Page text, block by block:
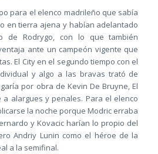
para el elenco madrileño que sabía
en tierra ajena y habían adelantado
de Rodrygo, con lo que también
ante un campeón vigente que
El City en el segundo tiempo con el
y algo a las bravas trató de
por obra de Kevin De Bruyne, El
alargues y penales. Para el elenco
la noche porque Modric erraba
y Kovacic harían lo propio del
Andriy Lunin como el héroe de la
a la semifinal.